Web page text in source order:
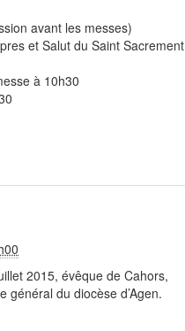
avant les messes)
et Salut du Saint Sacrement
à 10h30
2015, évêque de Cahors,
général du diocèse d’Agen.